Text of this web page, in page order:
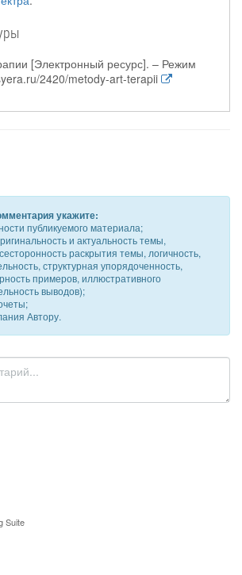
[Электронный ресурс]. – Режим
2420/metody-art-terapii
укажите:
публикуемого материала;
и актуальность темы,
раскрытия темы, логичность,
структурная упорядоченность,
примеров, иллюстративного
выводов);
Автору.
Suite